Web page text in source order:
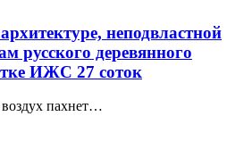
неподвластной
русского деревянного
ИЖС 27 соток
воздух пахнет…